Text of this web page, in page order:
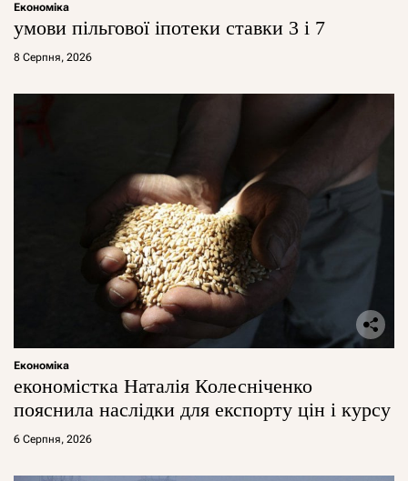
Економіка
умови пільгової іпотеки ставки 3 і 7
8 Серпня, 2026
Економіка
економістка Наталія Колесніченко
пояснила наслідки для експорту цін і курсу
6 Серпня, 2026